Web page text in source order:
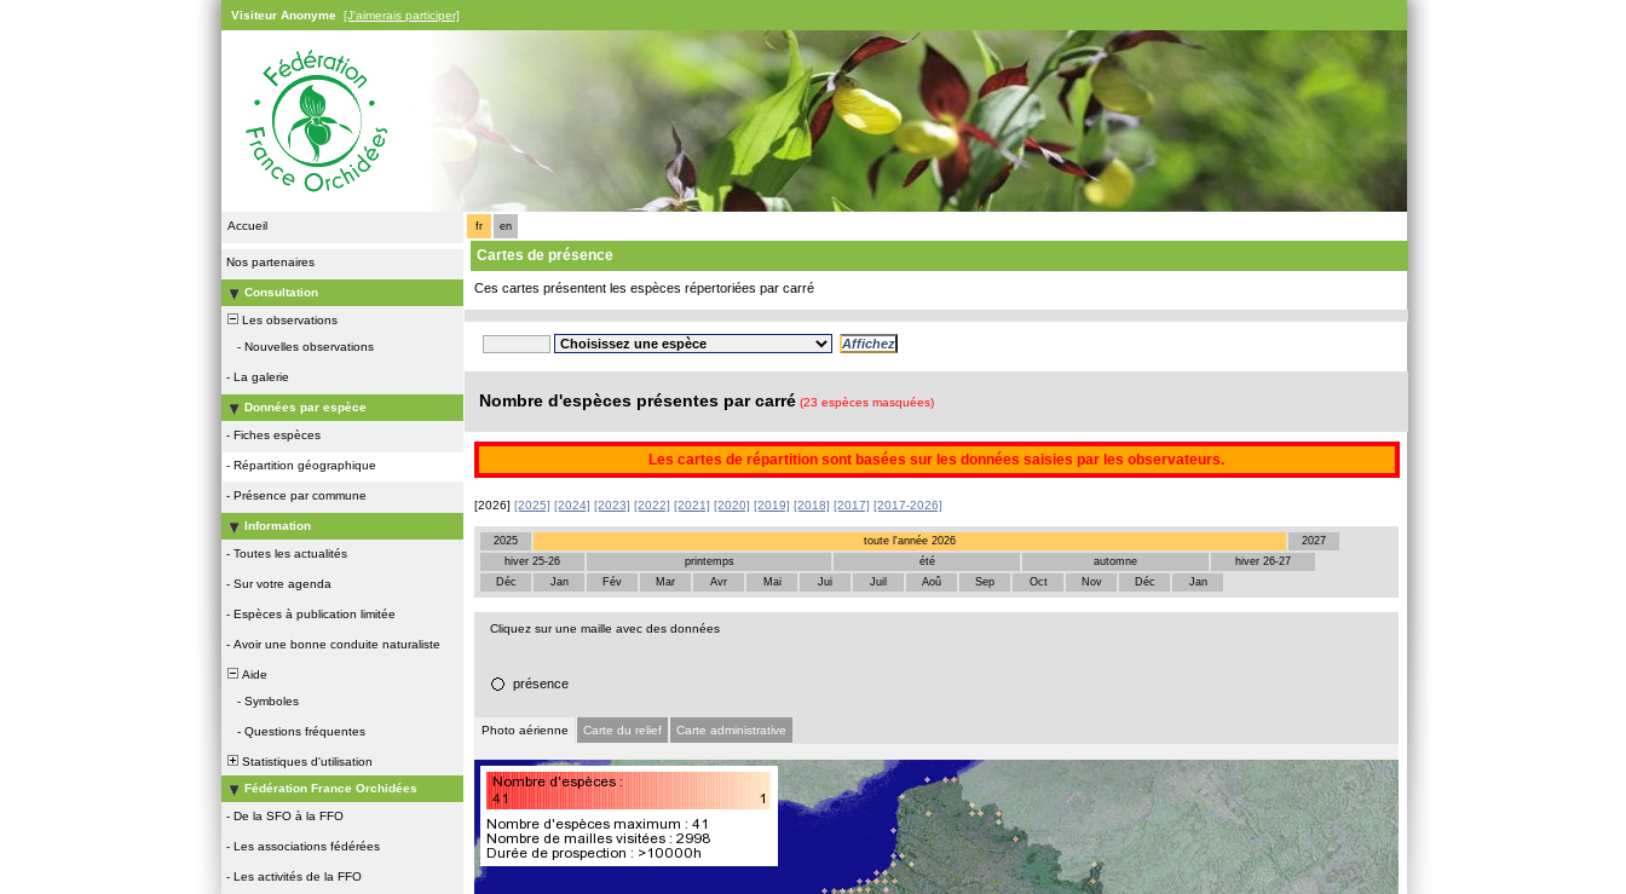
Visiteur Anonyme [J'aimerais participer]
Accueil
Nos partenaires
Consultation
Les observations
- Nouvelles observations
- La galerie
Données par espèce
- Fiches espèces
- Répartition géographique
- Présence par commune
Information
- Toutes les actualités
- Sur votre agenda
- Espèces à publication limitée
- Avoir une bonne conduite naturaliste
Aide
- Symboles
- Questions fréquentes
Statistiques d'utilisation
Fédération France Orchidées
- De la SFO à la FFO
- Les associations fédérées
- Les activités de la FFO
fr en
Cartes de présence
Ces cartes présentent les espèces répertoriées par carré
Nombre d'espèces présentes par carré (23 espèces masquées)
Les cartes de répartition sont basées sur les données saisies par les observateurs.
[2026] [2025] [2024] [2023] [2022] [2021] [2020] [2019] [2018] [2017] [2017-2026]
2025 toute l'année 2026
2027
hiver 25-26
printemps été automne
hiver 26-27
Déc
Jan Fév Mar Avr Mai Jui Juil Aoû Sep Oct Nov Déc Jan
Cliquez sur une maille avec des données
présence
Photo aérienne Carte du relief Carte administrative